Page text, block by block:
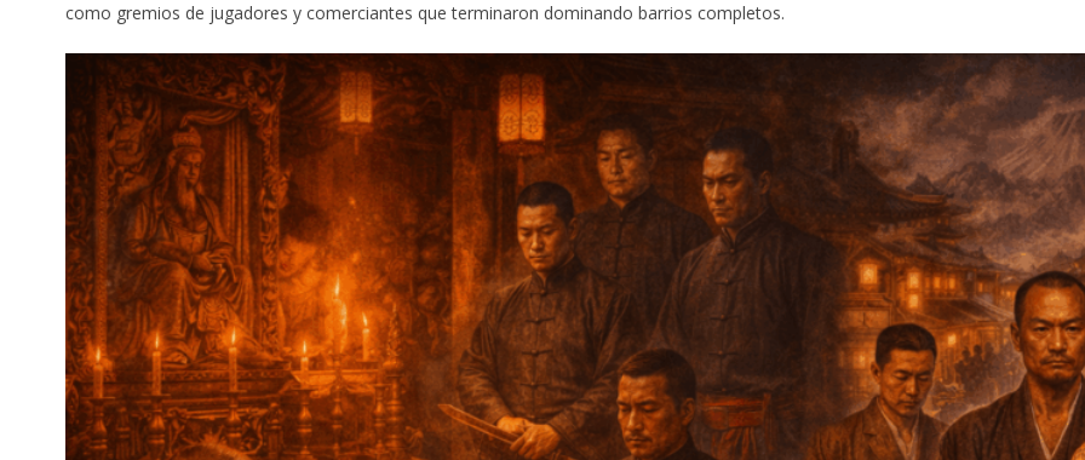
como gremios de jugadores y comerciantes que terminaron dominando barrios completos.